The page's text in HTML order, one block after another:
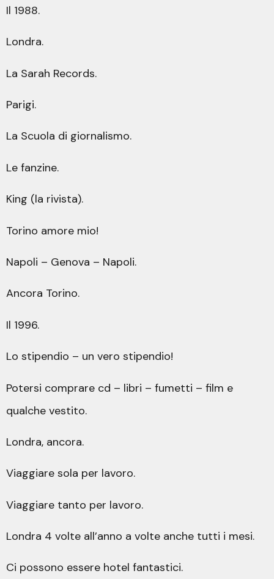
Il 1988.
Londra.
La Sarah Records.
Parigi.
La Scuola di giornalismo.
Le fanzine.
King (la rivista).
Torino amore mio!
Napoli – Genova – Napoli.
Ancora Torino.
Il 1996.
Lo stipendio – un vero stipendio!
Potersi comprare cd – libri – fumetti – film e
qualche vestito.
Londra, ancora.
Viaggiare sola per lavoro.
Viaggiare tanto per lavoro.
Londra 4 volte all’anno a volte anche tutti i mesi.
Ci possono essere hotel fantastici.